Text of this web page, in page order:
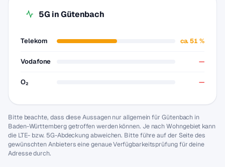
5G in Gütenbach
Telekom ca. 51 %
Vodafone —
O₂ —
Bitte beachte, dass diese Aussagen nur allgemein für Gütenbach in
Baden-Württemberg getroffen werden können. Je nach Wohngebiet kann
die LTE- bzw. 5G-Abdeckung abweichen. Bitte führe auf der Seite des
gewünschten Anbieters eine genaue Verfügbarkeitsprüfung für deine
Adresse durch.